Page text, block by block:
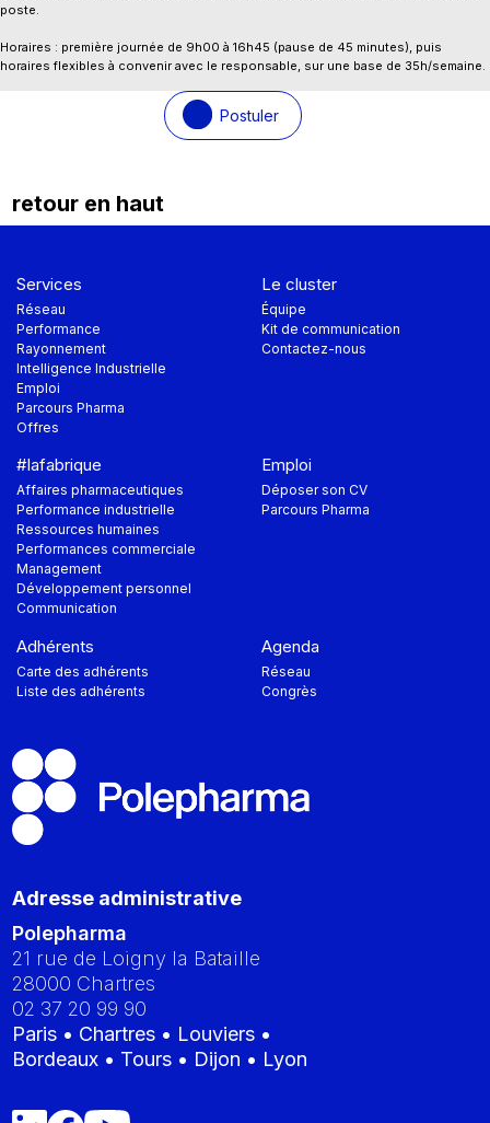
poste.
​Horaires : première journée de 9h00 à 16h45 (pause de 45 minutes), puis
horaires flexibles à convenir avec le responsable, sur une base de 35h/semaine.
Postuler
retour en haut
Adresse administrative
Polepharma
21 rue de Loigny la Bataille
28000 Chartres
02 37 20 99 90
Paris • Chartres • Louviers •
Bordeaux • Tours • Dijon • Lyon
Services
Réseau
Performance
Rayonnement
Intelligence Industrielle
Emploi
Parcours Pharma
Offres
Le cluster
Équipe
Kit de communication
Contactez-nous
#lafabrique
Affaires pharmaceutiques
Performance industrielle
Ressources humaines
Performances commerciale
Management
Développement personnel
Communication
Emploi
Déposer son CV
Parcours Pharma
Adhérents
Carte des adhérents
Liste des adhérents
Agenda
Réseau
Congrès